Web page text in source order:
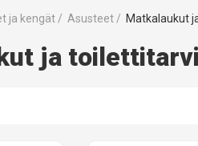
ja kengät / Asusteet / Matkalaukut
ja